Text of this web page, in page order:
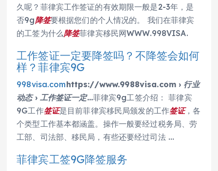
久呢？菲律宾工作签证的有效期限一般是2-3年，是
否9g降签要根据您们的个人情况的。 我们在菲律宾
的工签为什么降签菲律宾移民网WWW.998VISA.
工作签证一定要降签吗？不降签会如何
样？菲律宾9G
998visa.comhttps://www.9988visa.com › 行业
动态 › 工作签证一定…菲律宾9g工签介绍： 菲律宾
9G工作签证是目前菲律宾移民局颁发的工作签证，各
个类型工作基本都涵盖。操作一般要经过税务局、劳
工部、司法部、移民局，有些还要经过司法 …
菲律宾工签9G降签服务